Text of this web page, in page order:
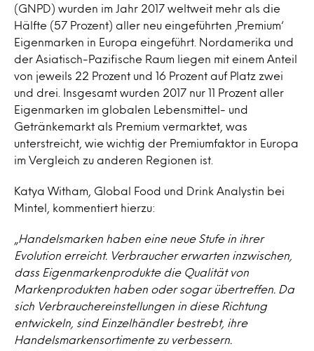
(GNPD) wurden im Jahr 2017 weltweit mehr als die
Hälfte (57 Prozent) aller neu eingeführten ‚Premium‘
Eigenmarken in Europa eingeführt. Nordamerika und
der Asiatisch-Pazifische Raum liegen mit einem Anteil
von jeweils 22 Prozent und 16 Prozent auf Platz zwei
und drei. Insgesamt wurden 2017 nur 11 Prozent aller
Eigenmarken im globalen Lebensmittel- und
Getränkemarkt als Premium vermarktet, was
unterstreicht, wie wichtig der Premiumfaktor in Europa
im Vergleich zu anderen Regionen ist.
Katya Witham, Global Food und Drink Analystin bei
Mintel, kommentiert hierzu:
Handelsmarken haben eine neue Stufe in ihrer
Evolution erreicht. Verbraucher erwarten inzwischen,
dass Eigenmarkenprodukte die Qualität von
Markenprodukten haben oder sogar übertreffen. Da
sich Verbrauchereinstellungen in diese Richtung
entwickeln, sind Einzelhändler bestrebt, ihre
Handelsmarkensortimente zu verbessern.